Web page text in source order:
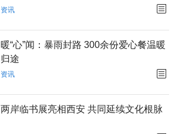
资讯
暖“心”闻：暴雨封路 300余份爱心餐温暖
归途
资讯
两岸临书展亮相西安 共同延续文化根脉